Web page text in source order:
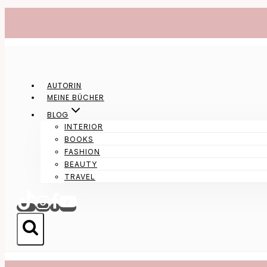
springen
AUTORIN
MEINE BÜCHER
BLOG
INTERIOR
BOOKS
FASHION
BEAUTY
TRAVEL